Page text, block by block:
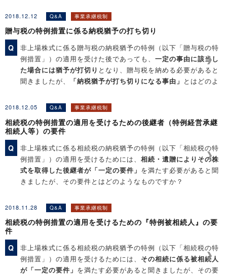
［関連コンテンツ］
◆Q&A解説「みなし相続の場合の相続税の特例措置」
◆Q&A解説「贈与税の特例措置に係る納税猶予の打ち切り」
2018.12.12 Q&A 事業承継税制
贈与税の特例措置に係る納税猶予の打ち切り
Q
非上場株式に係る贈与税の納税猶予の特例（以下「贈与税の特
例措置」）の適用を受けた後であっても、 一定の事由に該当し
た場合には猶予が打切り となり、贈与税を納める必要があると
聞きましたが、
「納税猶予が打ち切りになる事由」 とはどのよ
［関連コンテンツ］
◆Q&A解説「贈与税の特例措置の適用を受けるための後継者
（特例経営承継受贈者）の要件」
◆Q&A解説「贈与税の特例措置の適用を受けるための『特例贈
与者』の要件」
2018.12.05 Q&A 事業承継税制
相続税の特例措置の適用を受けるための後継者（特例経営承継
相続人等）の要件
Q
非上場株式に係る相続税の納税猶予の特例（以下「相続税の特
例措置」）の適用を受けるためには、 相続・遺贈によりその株
式を取得した後継者が「一定の要件」 を満たす必要があると聞
きましたが、その要件とはどのようなものですか？
［関連コンテンツ］
◆Q&A解説「相続税の特例措置の適用を受けるための『特例被
◆Q&A解説「贈与税の特例措置の適用を受けるための後継者
（特例経営承継受贈者）の要件」
2018.11.28 Q&A 事業承継税制
相続税の特例措置の適用を受けるための『特例被相続人』の要
件
Q
非上場株式に係る相続税の納税猶予の特例（以下「相続税の特
例措置」）の適用を受けるためには、 その相続に係る被相続人
が「一定の要件」 を満たす必要があると聞きましたが、その要